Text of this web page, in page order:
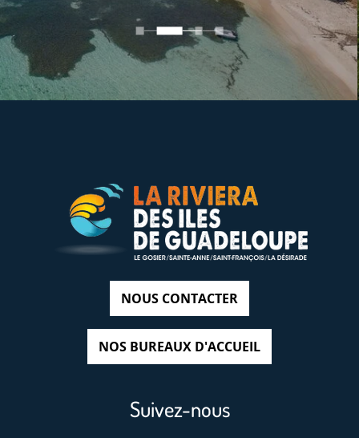
NOUS CONTACTER
NOS BUREAUX D'ACCUEIL
Suivez-nous